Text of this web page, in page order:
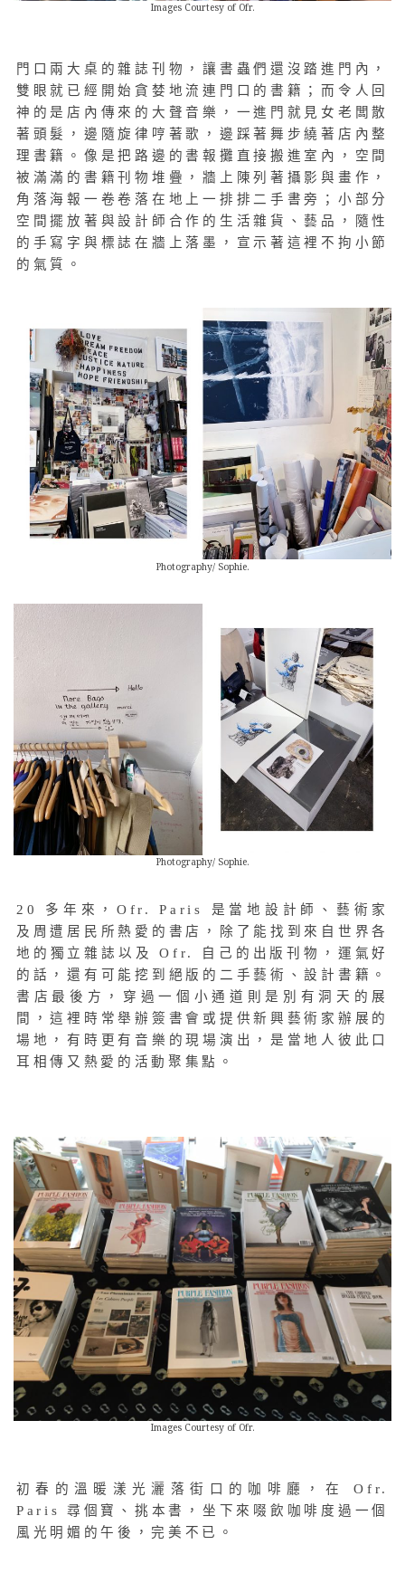
Images Courtesy of Ofr.
門口兩大桌的雜誌刊物，讓書蟲們還沒踏進門內，
雙眼就已經開始貪婪地流連門口的書籍；而令人回
神的是店內傳來的大聲音樂，一進門就見女老闆散
著頭髮，邊隨旋律哼著歌，邊踩著舞步繞著店內整
理書籍。 像是把路邊的書報攤直接搬進室內，空間
被滿滿的書籍刊物堆疊，牆上陳列著攝影與畫作，
角落海報一卷卷落在地上一排排二手書旁；小部分
空間擺放著與設計師合作的生活雜貨、藝品，隨性
的手寫字與標誌在牆上落墨，宣示著這裡不拘小節
的氣質。
Photography/ Sophie.
Photography/ Sophie.
20 多年來，Ofr. Paris 是當地設計師、藝術家
及周遭居民所熱愛的書店，除了能找到來自世界各
地的獨立雜誌以及 Ofr. 自己的出版刊物，運氣好
的話，還有可能挖到絕版的二手藝術、設計書籍。
書店最後方，穿過一個小通道則是別有洞天的展
間，這裡時常舉辦簽書會或提供新興藝術家辦展的
場地，有時更有音樂的現場演出，是當地人彼此口
耳相傳又熱愛的活動聚集點。
Images Courtesy of Ofr.
初春的溫暖漾光灑落街口的咖啡廳，在 Ofr.
Paris 尋個寶、挑本書，坐下來啜飲咖啡度過一個
風光明媚的午後，完美不已。